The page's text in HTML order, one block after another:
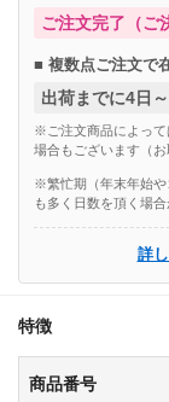
ご注文完了（ご
■ 複数点ご注文で
出荷までに4日
※ご注文商品によって
場合もございます（お
※繁忙期（年末年始や
も多く日数を頂く場合
詳
特徴
商品番号